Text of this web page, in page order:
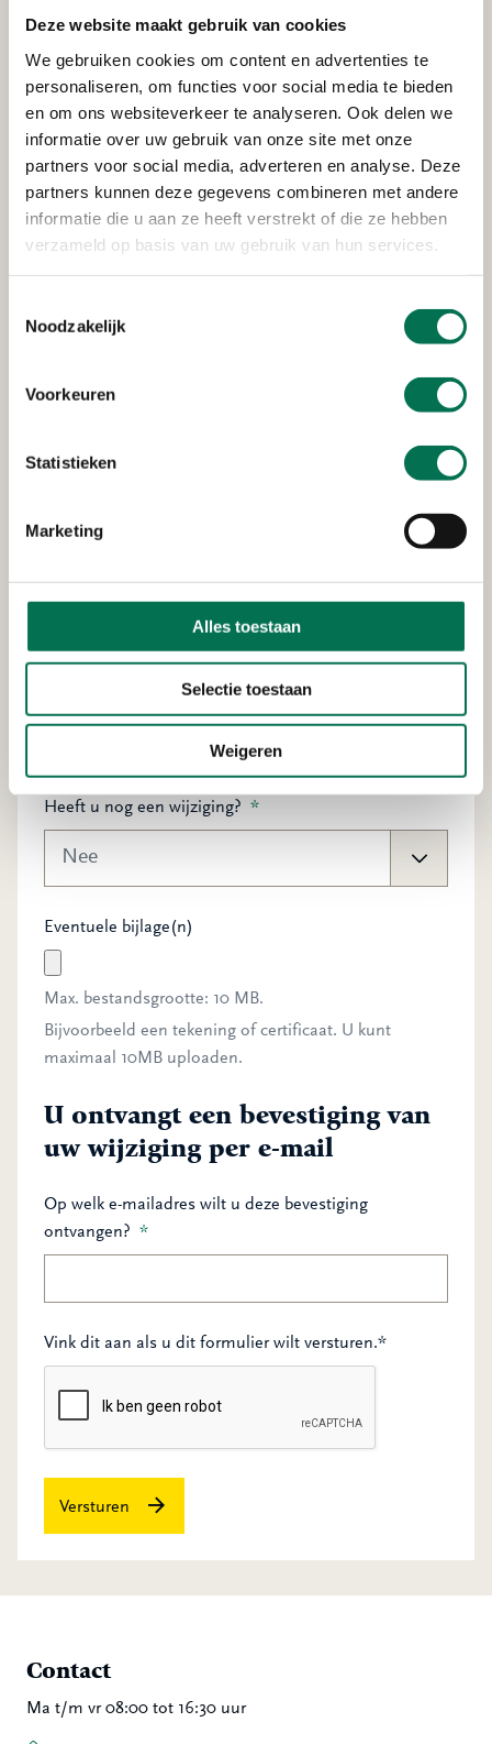
Deze website maakt gebruik van cookies
We gebruiken cookies om content en advertenties te
personaliseren, om functies voor social media te bieden
en om ons websiteverkeer te analyseren. Ook delen we
informatie over uw gebruik van onze site met onze
partners voor social media, adverteren en analyse. Deze
partners kunnen deze gegevens combineren met andere
informatie die u aan ze heeft verstrekt of die ze hebben
verzameld op basis van uw gebruik van hun services.
Noodzakelijk
Voorkeuren
Statistieken
Marketing
Alles toestaan
Selectie toestaan
Weigeren
Welke wijziging wilt u
doorgeven?
Wijzigt er veel vergeleken met de eerdere melding?
Beperkte afwijking (bijvoorbeeld iets dikkere
leeflaag, andere grondverwerker, iets hoger
of lager volume vrijkomende grond -
Matige afwijking (bijvoorbeeld veel dunnere
leeflaag, afwijken van controleprogramma,
veel hoger of lager volume vrijkomende
Sterke afwijking (bijvoorbeeld doelstelling
niet te realiseren, andere saneringsvariant,
nazorg wordt erg anders)
Beschrijf de wijziging: *
Heeft u nog een wijziging? *
Eventuele bijlage(n)
Max. bestandsgrootte: 10 MB.
Bijvoorbeeld een tekening of certificaat. U kunt
maximaal 10MB uploaden.
U ontvangt een bevestiging van
uw wijziging per e-mail
Op welk e-mailadres wilt u deze bevestiging
ontvangen? *
Vink dit aan als u dit formulier wilt versturen.*
Versturen
Contact
Ma t/m vr 08:00 tot 16:30 uur